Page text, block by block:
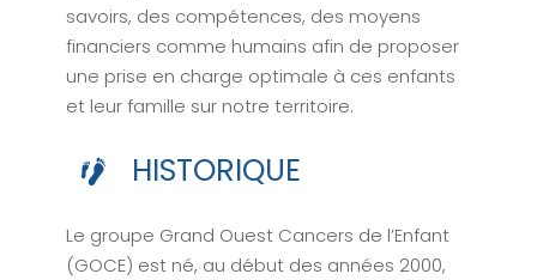
savoirs, des compétences, des moyens
financiers comme humains afin de proposer
une prise en charge optimale à ces enfants
et leur famille sur notre territoire.
HISTORIQUE
Le groupe Grand Ouest Cancers de l’Enfant
(GOCE) est né, au début des années 2000,